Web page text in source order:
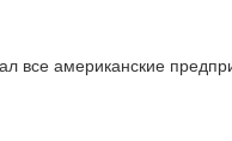
все американские